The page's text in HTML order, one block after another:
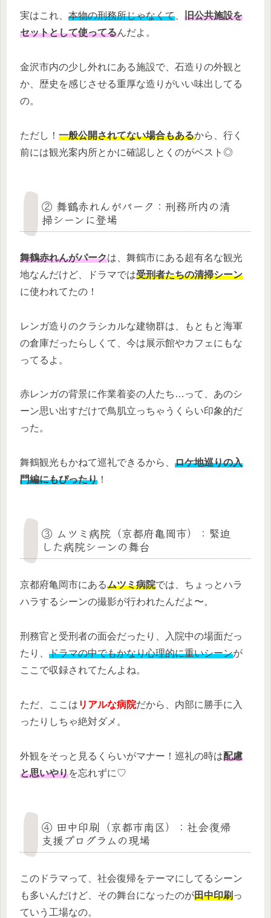
実はこれ、 本物の刑務所じゃなくて
旧公共施設を
セットとして使ってるんだよ。
金沢市内の少し外れにある施設で、石造りの外観と
か、歴史を感じさせる重厚な造りがいい味出してる
の。
ただし！ 一般公開されてない場合もあるから、行く
前には観光案内所とかに確認しとくのがベスト◎
② 舞鶴赤れんがパーク：刑務所内の清
掃シーンに登場
舞鶴赤れんがパークは、舞鶴市にある超有名な観光
地なんだけど、ドラマでは受刑者たちの清掃シーン
に使われてたの！
レンガ造りのクラシカルな建物群は、もともと海軍
の倉庫だったらしくて、今は展示館やカフェにもな
ってるよ。
赤レンガの背景に作業着姿の人たち…って、あのシ
ーン思い出すだけで鳥肌立っちゃうくらい印象的だ
った。
舞鶴観光もかねて巡礼できるから、 ロケ地巡りの入
門編にもぴったり ！
③ ムツミ病院（京都府亀岡市）：緊迫
した病院シーンの舞台
京都府亀岡市にあるムツミ病院では、ちょっとハラ
ハラするシーンの撮影が行われたんだよ〜。
刑務官と受刑者の面会だったり、入院中の場面だっ
たり、 ドラマの中でもかなり心理的に重いシーンが
ここで収録されてたんよね。
ただ、ここは リアルな病院だから、内部に勝手に入
ったりしちゃ絶対ダメ。
外観をそっと見るくらいがマナー！巡礼の時は配慮
と思いやりを忘れずに♡
④ 田中印刷（京都市南区）：社会復帰
支援プログラムの現場
このドラマって、社会復帰をテーマにしてるシーン
も多いんだけど、その舞台になったのが田中印刷っ
ていう工場なの。